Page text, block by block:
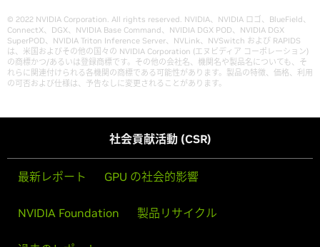
© 2022 NVIDIA Corporation. All rights reserved. NVIDIA、NVIDIA ロゴ、BlueField、
ConnectX、DGX、NVIDIA Base Command、NVIDIA DGX POD、NVIDIA DGX
SuperPOD、NVIDIA Triton Inference Server、NVLink、NVSwitch および RAPIDS
は、米国およびその他の国々の NVIDIA Corporation (エヌビディア コーポレーション)
の商標かつ/あるいは登録商標です。その他の会社名、機関名や製品名についても、そ
れらに関連付けられる各機関の商標である可能性があります。製品の特徴、価格、利用
の可否および仕様は、予告なしに変更されることがあります。
社会貢献活動 (CSR)
最新レポート GPU の社会的影響
NVIDIA Foundation 製品リサイクル